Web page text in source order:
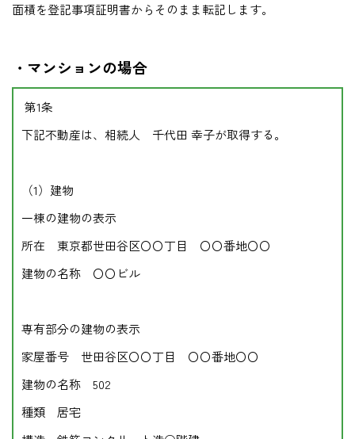
面積を登記事項証明書からそのまま転記します。
・マンションの場合
第1条
下記不動産は、相続人 千代田 幸子が取得する。
（1）建物
一棟の建物の表示
所在 東京都世田谷区〇〇丁目 〇〇番地〇〇
建物の名称 〇〇ビル
専有部分の建物の表示
家屋番号 世田谷区〇〇丁目 〇〇番地〇〇
建物の名称 502
種類 居宅